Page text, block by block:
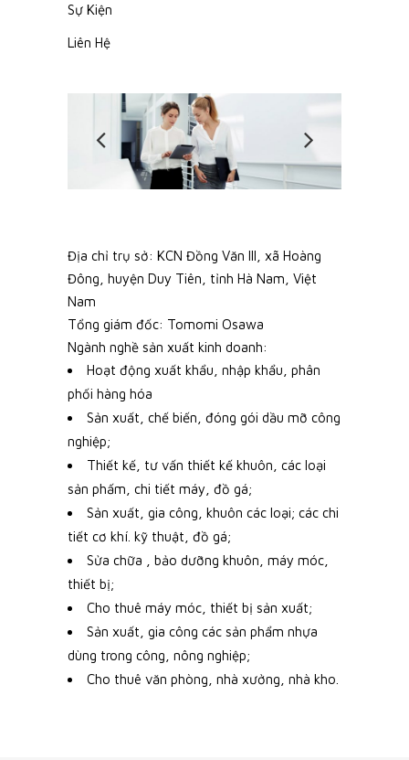
Sự Kiện
Liên Hệ
Địa chỉ trụ sở: KCN Đồng Văn III, xã Hoàng
Đông, huyện Duy Tiên, tỉnh Hà Nam, Việt
Nam
Tổng giám đốc: Tomomi Osawa
Ngành nghề sản xuất kinh doanh:
Hoạt động xuất khẩu, nhập khẩu, phân
phối hàng hóa
Sản xuất, chế biến, đóng gói dầu mỡ công
nghiệp;
Thiết kế, tư vấn thiết kế khuôn, các loại
sản phấm, chi tiết máy, đồ gá;
Sản xuất, gia công, khuôn các loại; các chi
tiết cơ khí. kỹ thuật, đồ gá;
Sửa chữa , bảo dưỡng khuôn, máy móc,
thiết bị;
Cho thuê máy móc, thiết bị sản xuất;
Sản xuất, gia công các sản phẩm nhựa
dùng trong công, nông nghiệp;
Cho thuê văn phòng, nhà xưởng, nhà kho.